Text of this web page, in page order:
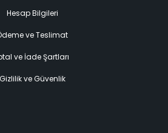
Hesap Bilgileri
ve Teslimat
ve İade Şartları
Gizlilik ve Güvenlik